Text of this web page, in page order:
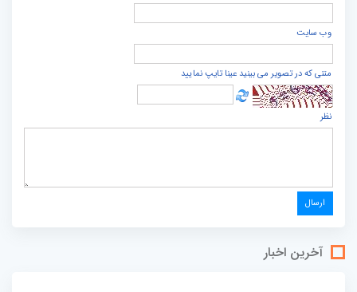
وب سایت
متنی که در تصویر می بینید عینا تایپ نمایید
نظر
آخرین اخبار